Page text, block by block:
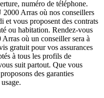
numéro de téléphone.
Arras où nos conseillers
et vous proposent des contrats
ou habitation. Rendez-vous
où un conseiller sera à
gratuit pour vos assurances
à tous les profils de
suit partout. Que vous
des garanties